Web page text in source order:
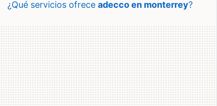
¿qué servicios ofrece adecco en monterrey?